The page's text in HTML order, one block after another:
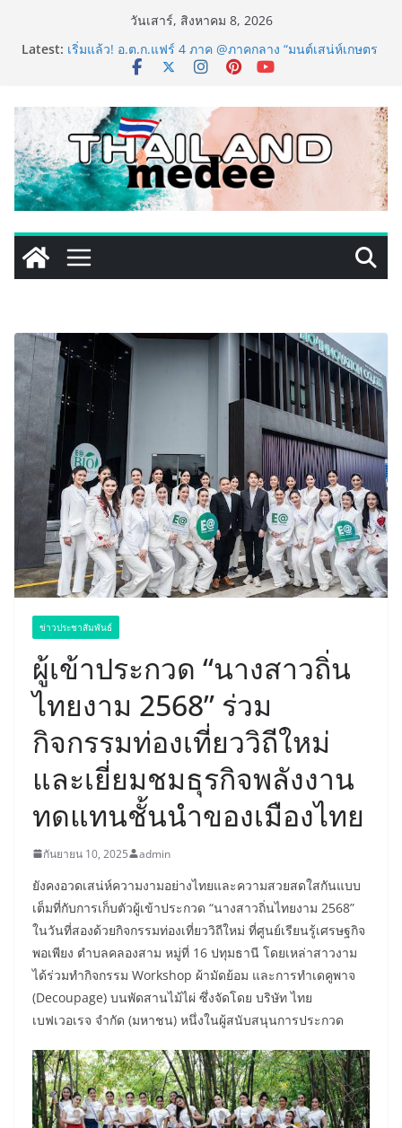
วันเสาร์, สิงหาคม 8, 2026
Latest: เริ่มแล้ว! อ.ต.ก.แฟร์ 4 ภาค @ภาคกลาง “มนต์เสน่ห์เกษตร
ไทย สู่ใจกลางมหานคร” ชวนชิม ช้อป สินค้าเกษตร
ททท. ประกาศความสำเร็จ Village to the World Season
5 ผนึก 9 พันธมิตร ขับเคลื่อน ESG Tourism สืบสานพระ
ราชปณิธาน สร้างคุณค่าการท่องเที่ยวไทยอย่างยั่งยืน
เหิงลี่ แมนูแฟคเจอริ่ง เทคโนโลยี (ไทยแลนด์) เปิดโรงงาน
แห่งใหม่ในชลบุรี เดินหน้าขยายฐานการผลิตสู่เอเชียตะวัน
ออกเฉียงใต้ เสริมแกร่งยุทธศาสตร์ระดับโลก
LORDNINE จัดศึกคนดังสายเกม ไทย ปะทะ ฟิลิปปินส์ ใน
“Rise of the Tenth Lord” เปิดสงครามกิลด์ข้ามประเทศ
ฉลองเซิร์ฟเวอร์ใหม่ เฮเลนา
PIPPER STANDARD® เปิดตัวแชมพูอาบน้ำ และ โฟมอาบ
แห้งสัตว์เลี้ยง ชูนวัตกรรมพลังธรรมชาติ “Zero-Residue”
ข่าวประชาสัมพันธ์
ผู้เข้าประกวด “นางสาวถิ่น
ไทยงาม 2568” ร่วม
กิจกรรมท่องเที่ยววิถีใหม่
และเยี่ยมชมธุรกิจพลังงาน
ทดแทนชั้นนำของเมืองไทย
กันยายน 10, 2025 admin
ยังคงอวดเสน่ห์ความงามอย่างไทยและความสวยสดใสกันแบบ
เต็มที่กับการเก็บตัวผู้เข้าประกวด “นางสาวถิ่นไทยงาม 2568”
ในวันที่สองด้วยกิจกรรมท่องเที่ยววิถีใหม่ ที่ศูนย์เรียนรู้เศรษฐกิจ
พอเพียง ตำบลคลองสาม หมู่ที่ 16 ปทุมธานี โดยเหล่าสาวงาม
ได้ร่วมทำกิจกรรม Workshop ผ้ามัดย้อม และการทำเดคูพาจ
(Decoupage) บนพัดสานไม้ไผ่ ซึ่งจัดโดย บริษัท ไทย
เบฟเวอเรจ จำกัด (มหาชน) หนึ่งในผู้สนับสนุนการประกวด